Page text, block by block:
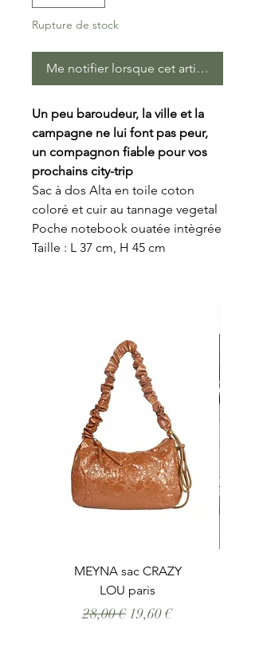
Rupture de stock
Me notifier lorsque cet article est
Un peu baroudeur, la ville et la
campagne ne lui font pas peur,
un compagnon fiable pour vos
prochains city-trip
Sac à dos Alta en toile coton
coloré et cuir au tannage vegetal
Poche notebook ouatée intègrée
Taille : L 37 cm, H 45 cm
MEYNA sac CRAZY
LOU paris
Prix original
28,00 € Prix promotionnel
19,60 €